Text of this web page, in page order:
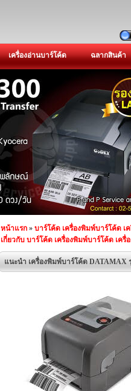
เครื่องอ่านบาร์โค้ด ฉลากสินค้า
หน้าแรก » บาร์โค้ด เครื่องพิมพ์บาร์โค้ด เ
เกี่ยวกับ บาร์โค้ด เครื่องพิมพ์บาร์โค้ด เครื่
แนะนำ เครื่องพิมพ์บาร์โค้ด DATAMAX